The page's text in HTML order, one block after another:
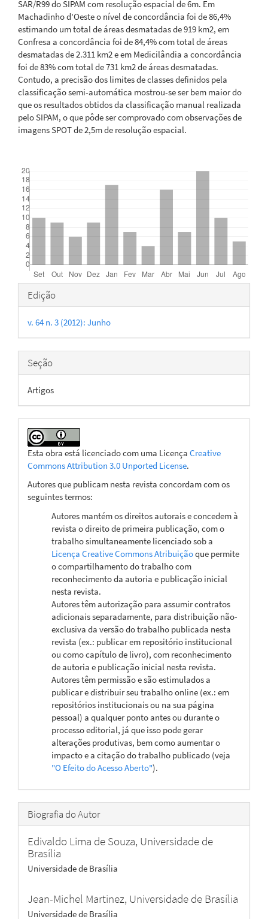
SAR/R99 do SIPAM com resolução espacial de 6m. Em
Machadinho d'Oeste o nível de concordância foi de 86,4%
estimando um total de áreas desmatadas de 919 km2, em
Confresa a concordância foi de 84,4% com total de áreas
desmatadas de 2.311 km2 e em Medicilândia a concordância
foi de 83% com total de 731 km2 de áreas desmatadas.
Contudo, a precisão dos limites de classes definidos pela
classificação semi-automática mostrou-se ser bem maior do
que os resultados obtidos da classificação manual realizada
pelo SIPAM, o que pôde ser comprovado com observações de
imagens SPOT de 2,5m de resolução espacial.
Detalhes
do
artigo
Edição
v. 64 n. 3 (2012): Junho
Seção
Artigos
Esta obra está licenciado com uma Licença Creative
Commons Attribution 3.0 Unported License.
Autores que publicam nesta revista concordam com os
seguintes termos:
Autores mantém os direitos autorais e concedem à
revista o direito de primeira publicação, com o
trabalho simultaneamente licenciado sob a
Licença Creative Commons Atribuiçãoque permite
o compartilhamento do trabalho com
reconhecimento da autoria e publicação inicial
nesta revista.
Autores têm autorização para assumir contratos
adicionais separadamente, para distribuição não-
exclusiva da versão do trabalho publicada nesta
revista (ex.: publicar em repositório institucional
ou como capítulo de livro), com reconhecimento
de autoria e publicação inicial nesta revista.
Autores têm permissão e são estimulados a
publicar e distribuir seu trabalho online (ex.: em
repositórios institucionais ou na sua página
pessoal) a qualquer ponto antes ou durante o
processo editorial, já que isso pode gerar
alterações produtivas, bem como aumentar o
impacto e a citação do trabalho publicado (veja
"O Efeito do Acesso Aberto").
Biografia do Autor
Edivaldo Lima de Souza, Universidade de
Brasília
Universidade de Brasília
Jean-Michel Martinez, Universidade de Brasília
Universidade de Brasília